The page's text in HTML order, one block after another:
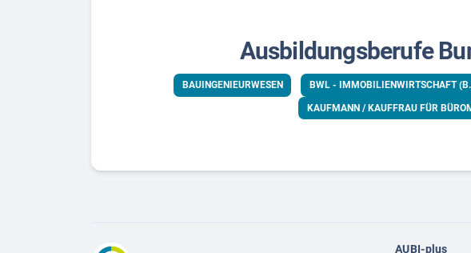
Ausbildungsberufe
BAUINGENIEURWESEN BWL - IMMOBILIENWIRTSCHAFT
KAUFMANN / KAUFFRAU FÜR
AUBI-plus